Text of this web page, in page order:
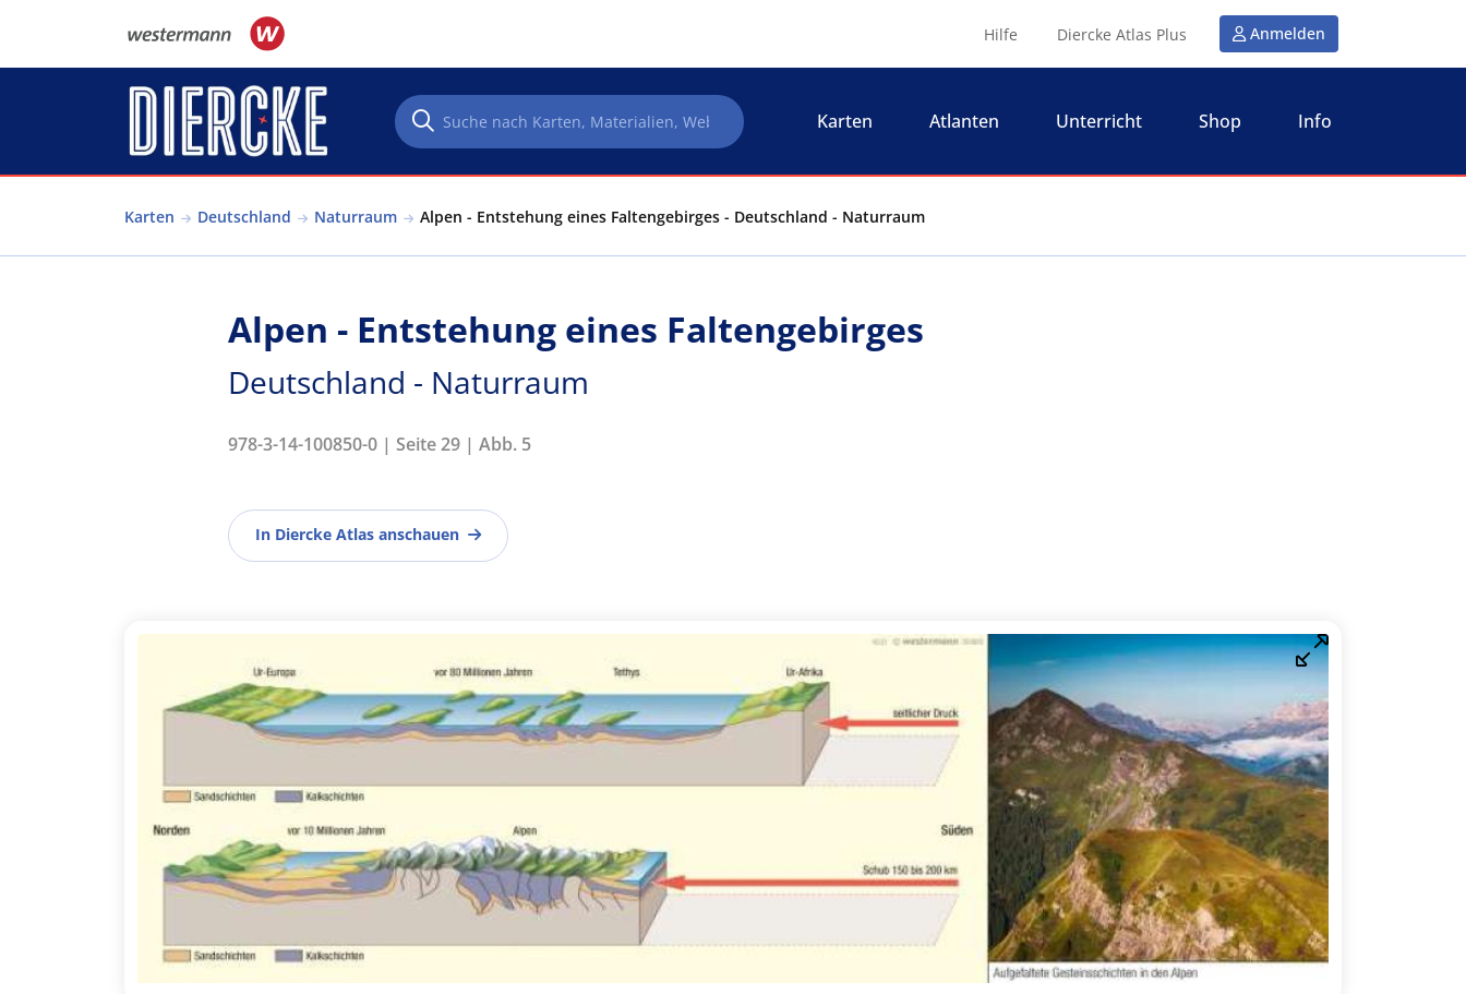
Hilfe Diercke Atlas Plus Anmelden
Karten Atlanten Unterricht Shop Info
Karten Deutschland Naturraum Alpen - Entstehung eines Faltengebirges - Deutschland - Naturraum
Alpen - Entstehung eines Faltengebirges
Deutschland - Naturraum
978-3-14-100850-0 | Seite 29 | Abb. 5
In Diercke Atlas anschauen